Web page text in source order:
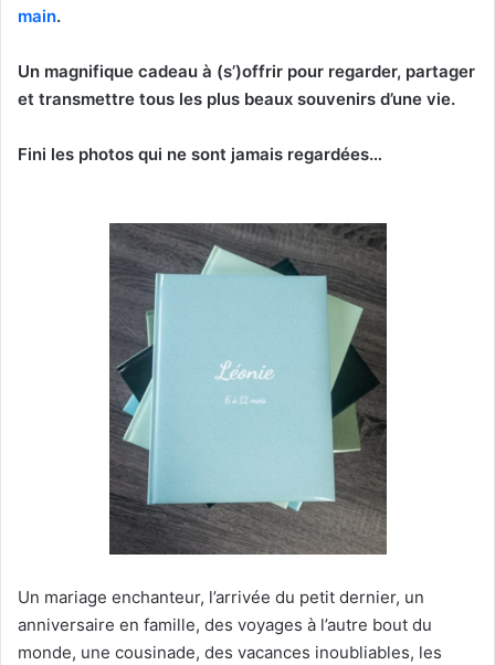
main.
Un magnifique cadeau à (s’)offrir pour regarder, partager
et transmettre tous les plus beaux souvenirs d’une vie.
Fini les photos qui ne sont jamais regardées…
Un mariage enchanteur, l’arrivée du petit dernier, un
anniversaire en famille, des voyages à l’autre bout du
monde, une cousinade, des vacances inoubliables, les